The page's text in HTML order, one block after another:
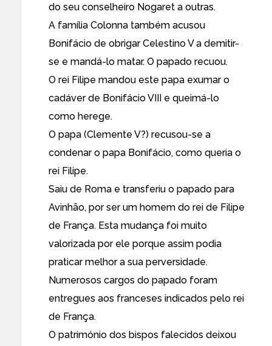
do seu conselheiro Nogaret a outras.
A família Colonna também acusou
Bonifácio de obrigar Celestino V a demitir-
se e mandá-lo matar. O papado recuou.
O rei Filipe mandou este papa exumar o
cadáver de Bonifácio VIII e queimá-lo
como herege.
O papa (Clemente V?) recusou-se a
condenar o papa Bonifácio, como queria o
rei Filipe.
Saiu de Roma e transferiu o papado para
Avinhão, por ser um homem do rei de Filipe
de França. Esta mudança foi muito
valorizada por ele porque assim podia
praticar melhor a sua perversidade.
Numerosos cargos do papado foram
entregues aos franceses indicados pelo rei
de França.
O património dos bispos falecidos deixou